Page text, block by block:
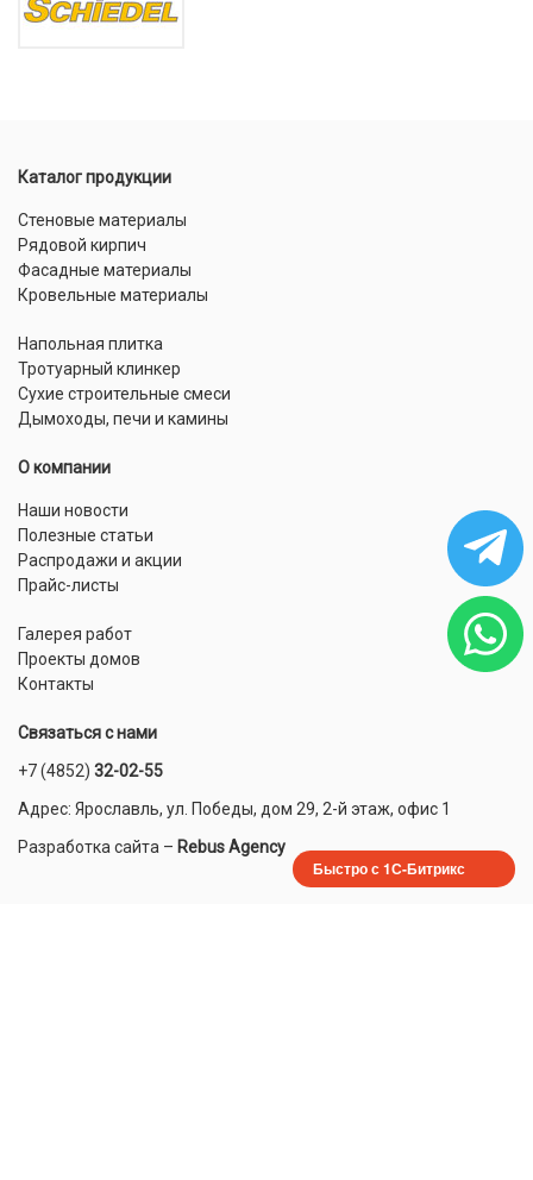
Каталог продукции
Стеновые материалы
Рядовой кирпич
Фасадные материалы
Кровельные материалы
Напольная плитка
Тротуарный клинкер
Сухие строительные смеси
Дымоходы, печи и камины
О компании
Наши новости
Полезные статьи
Распродажи и акции
Прайс-листы
Галерея работ
Проекты домов
Контакты
Связаться с нами
+7 (4852) 32-02-55
Адрес: Ярославль, ул. Победы, дом 29, 2-й этаж, офис 1
Разработка сайта – Rebus Agency
Быстро с 1С-Битрикс